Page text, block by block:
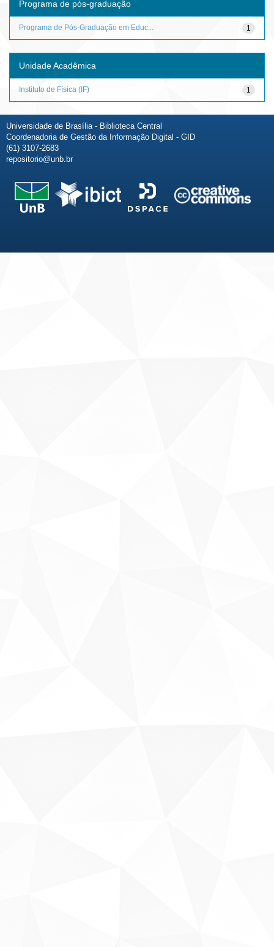
Programa de pós-graduação
1
Programa de Pós-Graduação em Educ...
Unidade Acadêmica
1
Instituto de Física (IF)
Universidade de Brasília - Biblioteca Central
Coordenadoria de Gestão da Informação Digital - GID
(61) 3107-2683
repositorio@unb.br